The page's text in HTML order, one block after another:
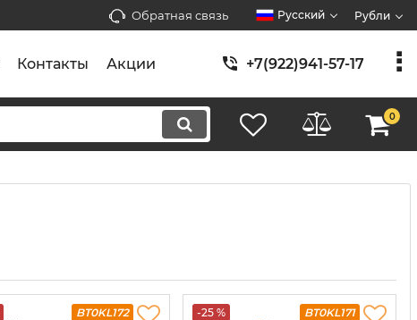
Обратная связь Русский Рубли
Контакты Акции +7(922)941-57-17
0
BT0KL172 -25 % BT0KL171